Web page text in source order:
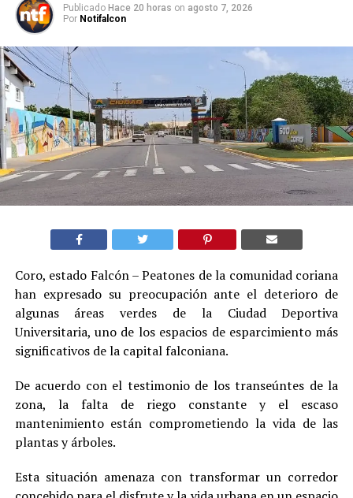
Publicado Hace 20 horas on agosto 7, 2026
Por Notifalcon
Coro, estado Falcón – Peatones de la comunidad coriana
han expresado su preocupación ante el deterioro de
algunas áreas verdes de la Ciudad Deportiva
Universitaria, uno de los espacios de esparcimiento más
significativos de la capital falconiana.
De acuerdo con el testimonio de los transeúntes de la
zona, la falta de riego constante y el escaso
mantenimiento están comprometiendo la vida de las
plantas y árboles.
Esta situación amenaza con transformar un corredor